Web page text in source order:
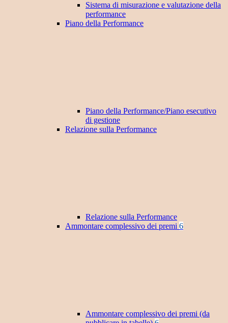
Sistema di misurazione e valutazione della
performance
Piano della Performance
Piano della Performance/Piano esecutivo
di gestione
Relazione sulla Performance
Relazione sulla Performance
Ammontare complessivo dei premi 6
Ammontare complessivo dei premi (da